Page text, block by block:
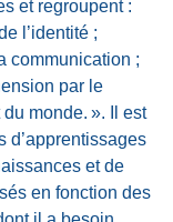
et regroupent :
l’identité ;
communication ;
par le
monde. ». Il est
d’apprentissages
et de
en fonction des